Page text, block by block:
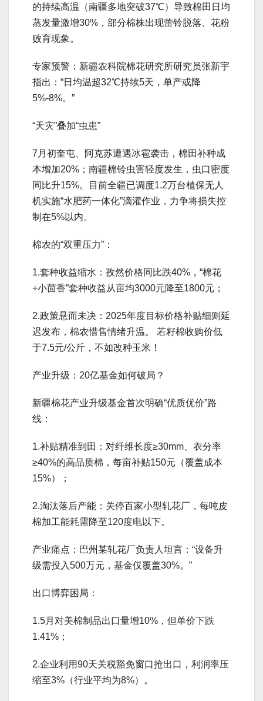
的持续高温（南疆多地突破37℃）导致棉田日均
蒸发量激增30%，部分棉株出现蕾铃脱落、花粉
败育现象。
专家预警：新疆农科院棉花研究所研究员张新宇
指出：“日均温超32℃持续5天，单产或降
5%-8%。”
“天灾”叠加“虫患”
7月初奎屯、阿克苏遭遇冰雹袭击，棉田补种成
本增加20%；南疆棉铃虫害轻度发生，虫口密度
同比升15%。目前全疆已调度1.2万台植保无人
机实施“水肥药一体化”滴灌作业，力争将损失控
制在5%以内。
棉农的“双重压力”：
1.套种收益缩水：孜然价格同比跌40%，“棉花
+小茴香”套种收益从亩均3000元降至1800元；
2.政策悬而未决：2025年度目标价格补贴细则延
迟发布，棉农惜售情绪升温。 若籽棉收购价低
于7.5元/公斤，不如改种玉米！
产业升级：20亿基金如何破局？
新疆棉花产业升级基金首次明确“优质优价”路
线：
1.补贴精准到田：对纤维长度≥30mm、衣分率
≥40%的高品质棉，每亩补贴150元（覆盖成本
15%）；
2.淘汰落后产能：关停百家小型轧花厂，每吨皮
棉加工能耗需降至120度电以下。
产业痛点：巴州某轧花厂负责人坦言：“设备升
级需投入500万元，基金仅覆盖30%。”
出口博弈困局：
1.5月对美棉制品出口量增10%，但单价下跌
1.41%；
2.企业利用90天关税豁免窗口抢出口，利润率压
缩至3%（行业平均为8%）。